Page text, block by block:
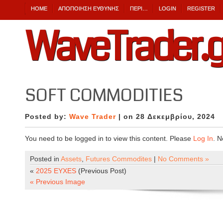
HOME ΑΠΟΠΟΊΗΣΗ ΕΎΘΥΝΗΣ ΠΕΡΙ… LOGIN REGISTER
SOFT COMMODITIES
Posted by: Wave Trader | on 28 Δεκεμβρίου, 2024
You need to be logged in to view this content. Please Log In .
Posted in Assets Futures Commodites | No Comments »
« 2025 EYXES (Previous Post)
« Previous Image